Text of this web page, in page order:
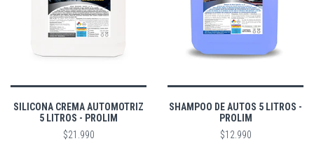
SILICONA CREMA AUTOMOTRIZ
5 LITROS - PROLIM
$21.990
SHAMPOO DE AUTOS 5 LITROS -
PROLIM
$12.990